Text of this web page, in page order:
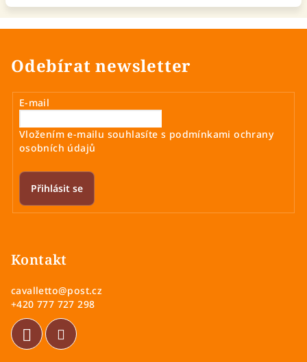
Odebírat newsletter
E-mail
Vložením e-mailu souhlasíte s podmínkami ochrany
osobních údajů
Přihlásit se
Kontakt
cavalletto@post.cz
+420 777 727 298